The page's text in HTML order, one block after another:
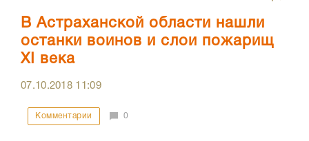
В Астраханской области нашли
останки воинов и слои пожарищ
XI века
07.10.2018 11:09
Комментарии 0